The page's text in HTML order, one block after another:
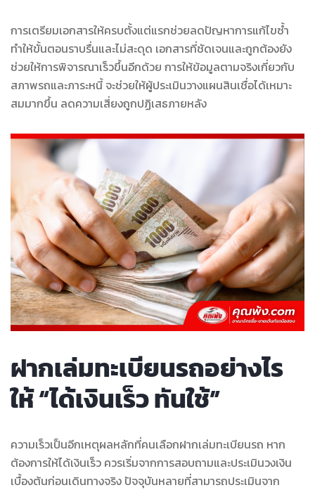
การเตรียมเอกสารให้ครบตั้งแต่แรกช่วยลดปัญหาการแก้ไขซ้ำ
ทำให้ขั้นตอนราบรื่นและไม่สะดุด เอกสารที่ชัดเจนและถูกต้องยัง
ช่วยให้การพิจารณาเร็วขึ้นอีกด้วย การให้ข้อมูลตามจริงเกี่ยวกับ
สภาพรถและภาระหนี้ จะช่วยให้ผู้ประเมินวางแผนสินเชื่อได้เหมาะ
สมมากขึ้น ลดความเสี่ยงถูกปฏิเสธภายหลัง
ฝากเล่มทะเบียนรถอย่างไร
ให้ “ได้เงินเร็ว ทันใช้”
ความเร็วเป็นอีกเหตุผลหลักที่คนเลือกฝากเล่มทะเบียนรถ หาก
ต้องการให้ได้เงินเร็ว ควรเริ่มจากการสอบถามและประเมินวงเงิน
เบื้องต้นก่อนเดินทางจริง ปัจจุบันหลายที่สามารถประเมินจาก